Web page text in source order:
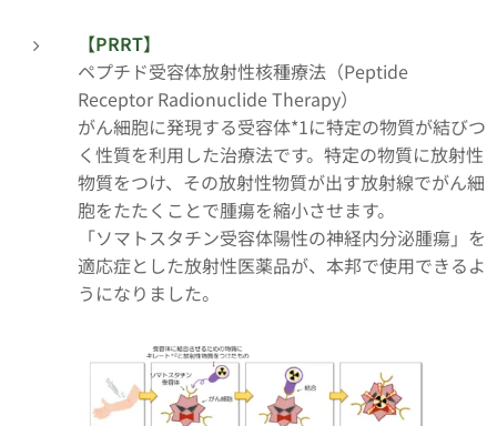
【PRRT】
ペプチド受容体放射性核種療法（Peptide
Receptor Radionuclide Therapy）
がん細胞に発現する受容体*1に特定の物質が結びつ
く性質を利用した治療法です。特定の物質に放射性
物質をつけ、その放射性物質が出す放射線でがん細
胞をたたくことで腫瘍を縮小させます。
「ソマトスタチン受容体陽性の神経内分泌腫瘍」を
適応症とした放射性医薬品が、本邦で使用できるよ
うになりました。